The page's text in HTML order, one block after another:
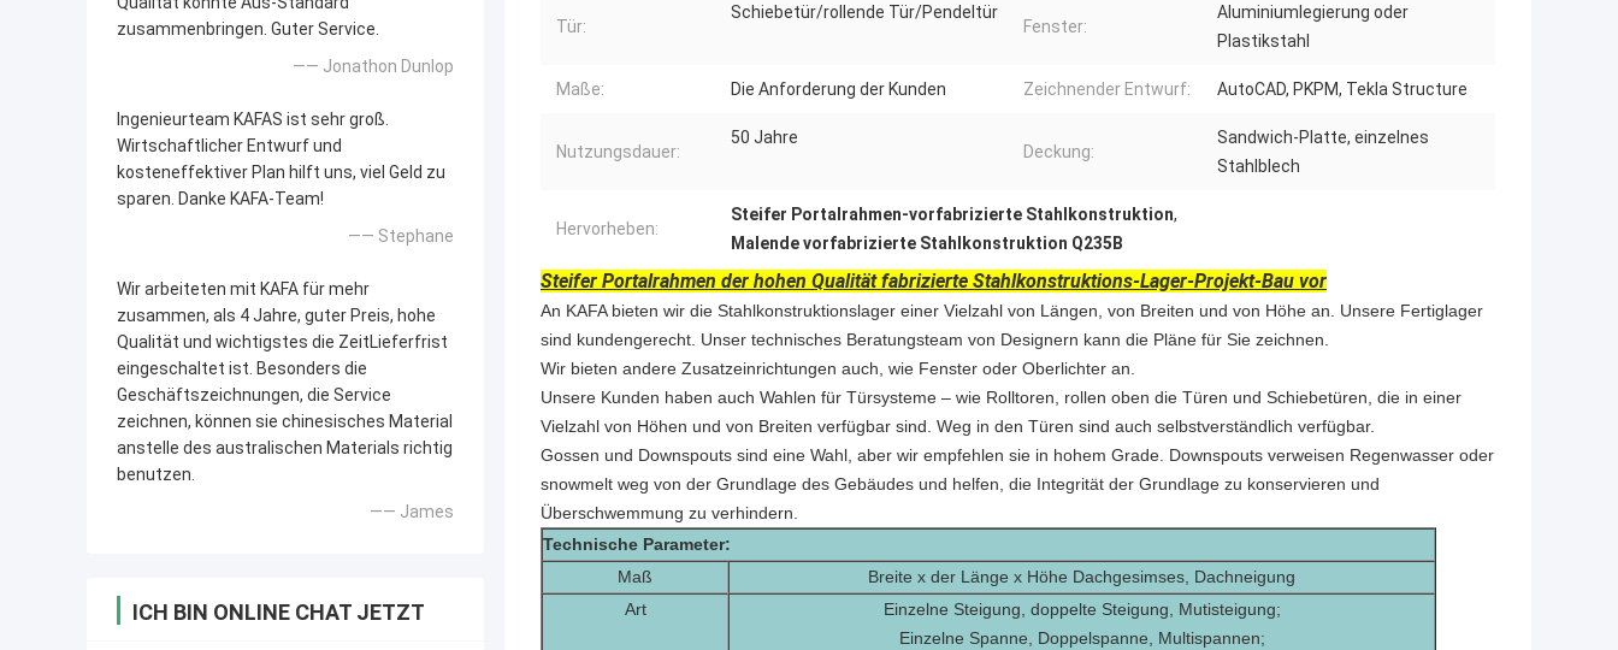
zusammenbringen. Guter Service.
—— Jonathon Dunlop
Ingenieurteam KAFAS ist sehr groß.
Wirtschaftlicher Entwurf und
kosteneffektiver Plan hilft uns, viel Geld zu
sparen. Danke KAFA-Team!
—— Stephane
Wir arbeiteten mit KAFA für mehr
zusammen, als 4 Jahre, guter Preis, hohe
Qualität und wichtigstes die ZeitLieferfrist
eingeschaltet ist. Besonders die
Geschäftszeichnungen, die Service
zeichnen, können sie chinesisches Material
anstelle des australischen Materials richtig
benutzen.
—— James
ICH BIN ONLINE CHAT JETZT
Tür:
Schiebetür/rollende Tür/Pendeltür
Fenster:
Aluminiumlegierung oder
Plastikstahl
Maße: Die Anforderung der Kunden Zeichnender Entwurf: AutoCAD, PKPM, Tekla Structure
Nutzungsdauer:
50 Jahre
Deckung:
Sandwich-Platte, einzelnes
Stahlblech
Hervorheben:
Steifer Portalrahmen-vorfabrizierte Stahlkonstruktion,
Malende vorfabrizierte Stahlkonstruktion Q235B
Steifer Portalrahmen der hohen Qualität fabrizierte Stahlkonstruktions-Lager-Projekt-Bau vor
An KAFA bieten wir die Stahlkonstruktionslager einer Vielzahl von Längen, von Breiten und von Höhe an. Unsere Fertiglager
sind kundengerecht. Unser technisches Beratungsteam von Designern kann die Pläne für Sie zeichnen.
Wir bieten andere Zusatzeinrichtungen auch, wie Fenster oder Oberlichter an.
Unsere Kunden haben auch Wahlen für Türsysteme – wie Rolltoren, rollen oben die Türen und Schiebetüren, die in einer
Vielzahl von Höhen und von Breiten verfügbar sind. Weg in den Türen sind auch selbstverständlich verfügbar.
Gossen und Downspouts sind eine Wahl, aber wir empfehlen sie in hohem Grade. Downspouts verweisen Regenwasser oder
snowmelt weg von der Grundlage des Gebäudes und helfen, die Integrität der Grundlage zu konservieren und
Überschwemmung zu verhindern.
Technische Parameter:
Maß
Breite x der Länge x Höhe Dachgesimses, Dachneigung
Art
Einzelne Steigung, doppelte Steigung, Mutisteigung;
Einzelne Spanne, Doppelspanne, Multispannen;